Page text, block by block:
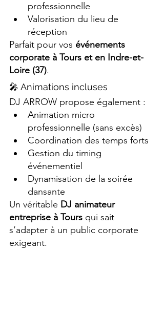
professionnelle
Valorisation du lieu de
réception
Parfait pour vos événements
corporate à Tours et en Indre-et-
Loire (37).
🎤 Animations incluses
DJ ARROW propose également :
Animation micro
professionnelle (sans excès)
Coordination des temps forts
Gestion du timing
événementiel
Dynamisation de la soirée
dansante
Un véritable DJ animateur
entreprise à Tours qui sait
s’adapter à un public corporate
exigeant.